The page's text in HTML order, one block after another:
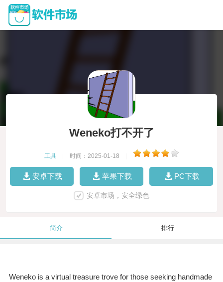
Weneko打不开了
工具 时间：2025-01-18
安卓下载 苹果下载 PC下载
安卓市场，安全绿色
简介 排行
Weneko is a virtual treasure trove for those seeking handmade